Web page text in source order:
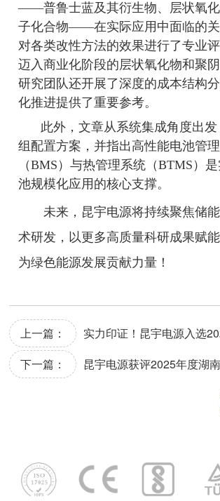
——普鲁士蓝及其衍生物、层状氧
子化合物——在实际应用中面临的
对各类改性方法的效果进行了专业
迈入商业化阶段的层状氧化物和聚阴
研究团队还开展了深度的成本结构
化推进提供了重要参考。
此外，文章从系统集成角度出
组配置方案，并指出高性能电池管
（BMS）与热管理系统（BTMS）
池规模化应用的核心支撑。
未来，昆宇电源将持续聚焦储能
术研发，以更多高质量科研成果赋能
为绿色能源发展贡献力量！
上一篇：
下一篇：